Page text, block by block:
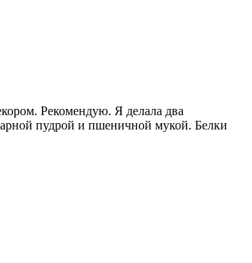
Рекомендую. Я делала два
пудрой и пшеничной мукой. Белки